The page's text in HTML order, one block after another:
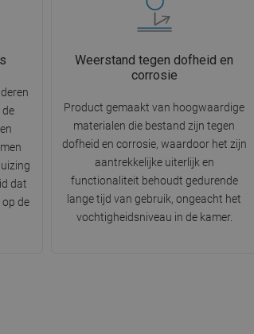
de
dat
de
Weerstand tegen dofheid en
corrosie
Product gemaakt van hoogwaardige
materialen die bestand zijn tegen
dofheid en corrosie, waardoor het zijn
aantrekkelijke uiterlijk en
functionaliteit behoudt gedurende
lange tijd van gebruik, ongeacht het
vochtigheidsniveau in de kamer.